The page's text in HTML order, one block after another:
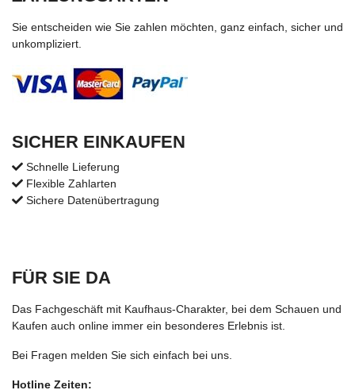
Sie entscheiden wie Sie zahlen möchten, ganz einfach, sicher und
unkompliziert.
SICHER EINKAUFEN
Schnelle Lieferung
Flexible Zahlarten
Sichere Datenübertragung
FÜR SIE DA
Das Fachgeschäft mit Kaufhaus-Charakter, bei dem Schauen und
Kaufen auch online immer ein besonderes Erlebnis ist.
Bei Fragen melden Sie sich einfach bei uns.
Hotline Zeiten: